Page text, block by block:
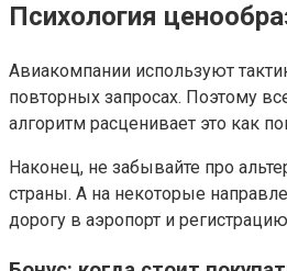
Психология
Авиакомпании используют
повторных запросах. Поэтому
алгоритм расценивает это как
Наконец, не забывайте про
страны. А на некоторые
дорогу в аэропорт и